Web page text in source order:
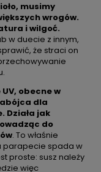
musimy
wrogów.
i wilgoć.
w duecie z innym,
że straci on
obecne w
dla
Działa jak
do
. To właśnie
parapecie spada w
proste: susz należy
więc